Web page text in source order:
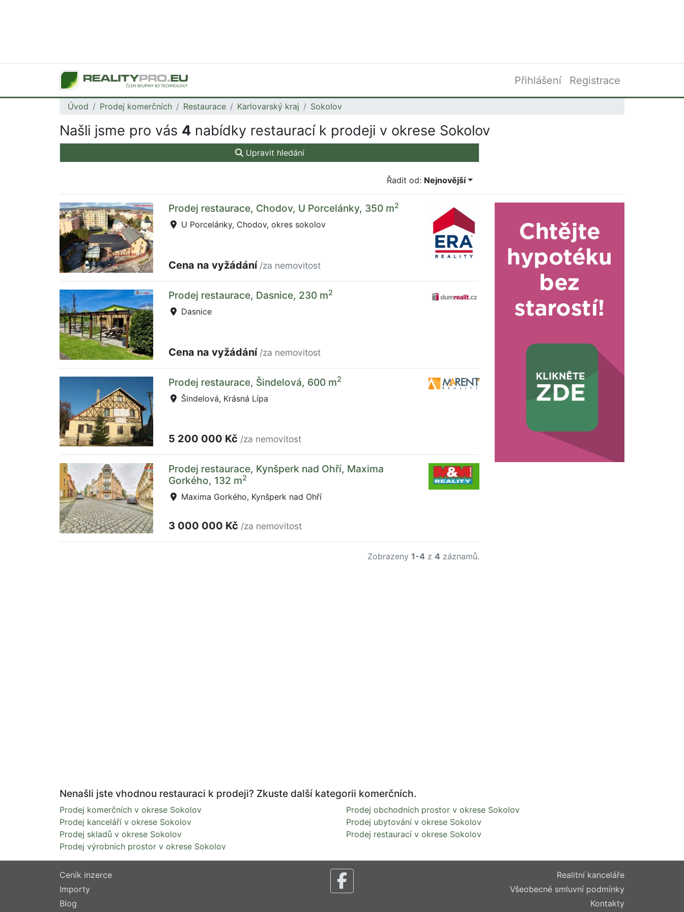
Přihlášení Registrace
Úvod Prodej komerčních Restaurace Karlovarský kraj Sokolov
Našli jsme pro vás 4 nabídky restaurací k prodeji v okrese Sokolov
Upravit hledání
Řadit od: Nejnovější
Prodej restaurace, Chodov, U Porcelánky, 350 m2
U Porcelánky, Chodov, okres sokolov
Cena na vyžádání /za nemovitost
Prodej restaurace, Dasnice, 230 m2
Dasnice
Cena na vyžádání /za nemovitost
Prodej restaurace, Šindelová, 600 m2
Šindelová, Krásná Lípa
5 200 000 Kč /za nemovitost
Prodej restaurace, Kynšperk nad Ohří, Maxima
Gorkého, 132 m2
Maxima Gorkého, Kynšperk nad Ohří
3 000 000 Kč /za nemovitost
Zobrazeny 1-4 z 4 záznamů.
Nenašli jste vhodnou restauraci k prodeji? Zkuste další kategorii komerčních.
Prodej komerčních v okrese Sokolov
Prodej kanceláří v okrese Sokolov
Prodej skladů v okrese Sokolov
Prodej výrobních prostor v okrese Sokolov
Prodej obchodních prostor v okrese Sokolov
Prodej ubytování v okrese Sokolov
Prodej restaurací v okrese Sokolov
Ceník inzerce
Importy
Blog
Realitní kanceláře
Všeobecné smluvní podmínky
Kontakty